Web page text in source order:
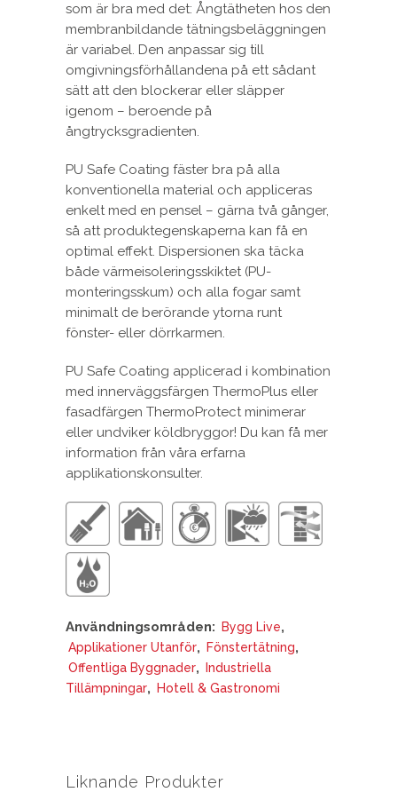
som är bra med det: Ångtätheten hos den
membranbildande tätningsbeläggningen
är variabel. Den anpassar sig till
omgivningsförhållandena på ett sådant
sätt att den blockerar eller släpper
igenom – beroende på
ångtrycksgradienten.
PU Safe Coating fäster bra på alla
konventionella material och appliceras
enkelt med en pensel – gärna två gånger,
så att produktegenskaperna kan få en
optimal effekt. Dispersionen ska täcka
både värmeisoleringsskiktet (PU-
monteringsskum) och alla fogar samt
minimalt de berörande ytorna runt
fönster- eller dörrkarmen.
PU Safe Coating applicerad i kombination
med innerväggsfärgen ThermoPlus eller
fasadfärgen ThermoProtect minimerar
eller undviker köldbryggor! Du kan få mer
information från våra erfarna
applikationskonsulter.
Användningsområden: Bygg Live,
Applikationer Utanför, Fönstertätning,
Offentliga Byggnader,
Industriella
Tillämpningar, Hotell & Gastronomi
Liknande Produkter